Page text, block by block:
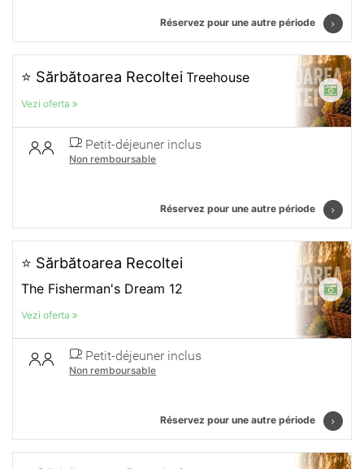
Réservez pour une autre période
⭐ Sărbătoarea Recoltei Treehouse
Vezi oferta
Petit-déjeuner inclus
Non remboursable
Réservez pour une autre période
⭐ Sărbătoarea Recoltei
The Fisherman's Dream 12
Vezi oferta
Petit-déjeuner inclus
Non remboursable
Réservez pour une autre période